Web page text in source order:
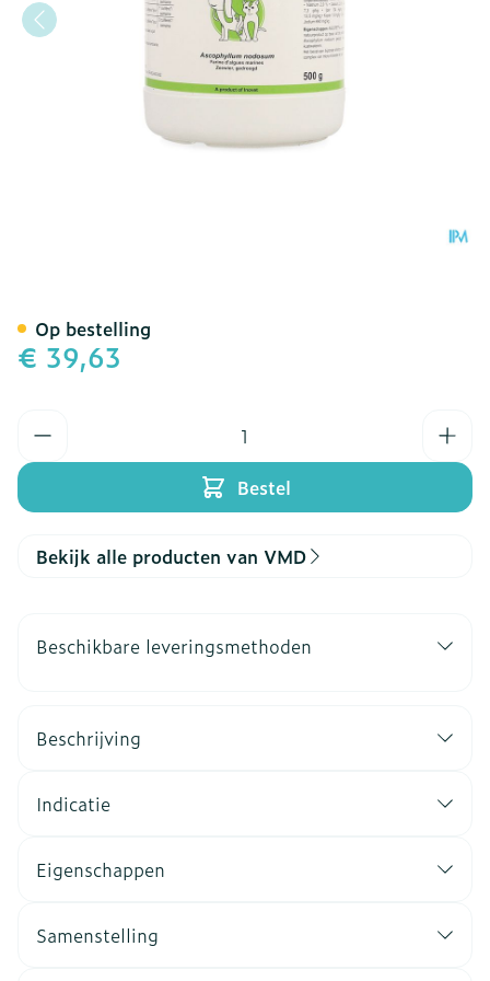
€ 39,63
Bestel
Op bestelling
Bekijk alle producten van VMD
Beschikbare leveringsmethoden
Beschrijving
Indicatie
Eigenschappen
Samenstelling